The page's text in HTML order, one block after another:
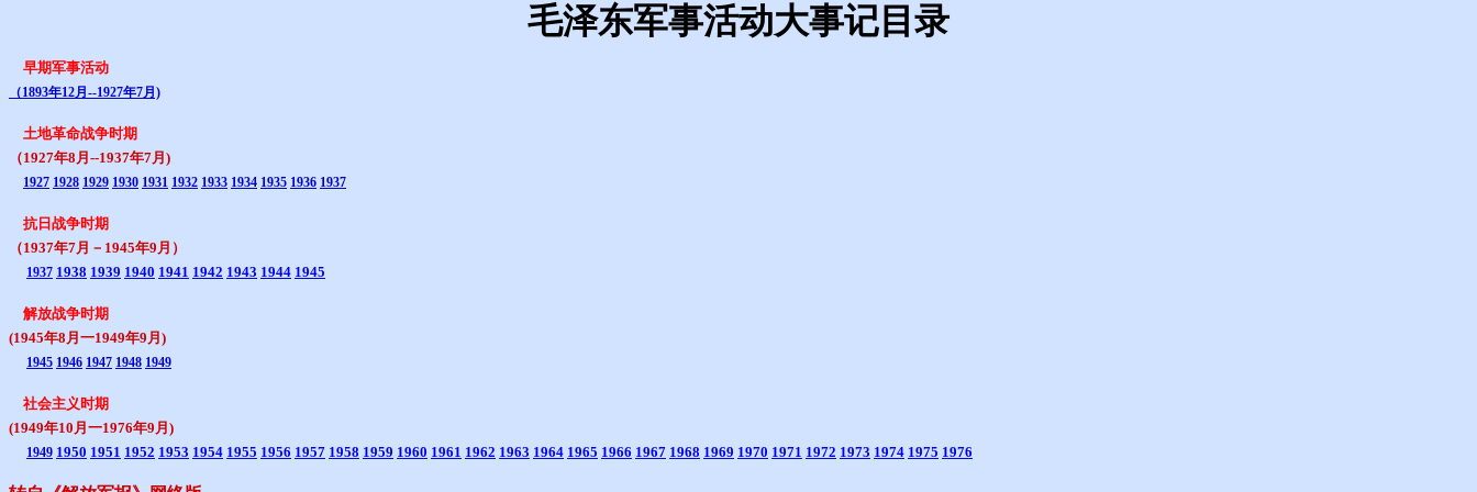
毛泽东军事活动大事记目录
早期军事活动
（1893年12月--1927年7月)
土地革命战争时期
（1927年8月--1937年7月)
1927 1928 1929 1930 1931 1932 1933 1934 1935 1936 1937
抗日战争时期
（1937年7月－1945年9月）
1937 1938 1939 1940 1941 1942 1943 1944 1945
解放战争时期
(1945年8月一1949年9月)
1945 1946 1947 1948 1949
社会主义时期
(1949年10月一1976年9月)
1949 1950 1951 1952 1953 1954 1955 1956 1957 1958 1959 1960 1961 1962 1963 1964 1965 1966 1967 1968 1969 1970 1971 1972 1973 1974 1975 1976